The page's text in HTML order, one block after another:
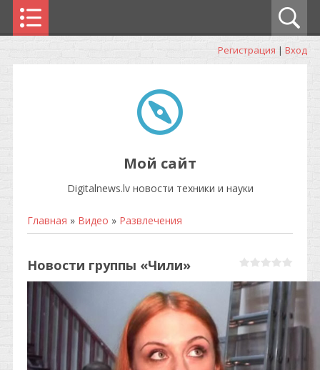
Регистрация | Вход
Мой сайт
Digitalnews.lv новости техники и науки
Главная » Видео » Развлечения
Новости группы «Чили»